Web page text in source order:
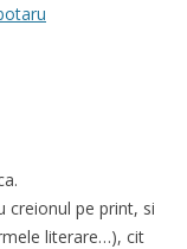
creionul pe print, si
literare…), cit